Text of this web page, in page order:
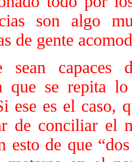
son algo
de gente
sean capaces
que se repita
ese es el caso,
de conciliar el
esto de que